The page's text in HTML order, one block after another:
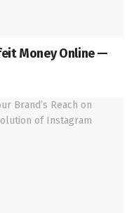
Money Online —